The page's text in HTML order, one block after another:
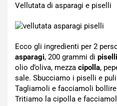
Vellutata di asparagi e piselli
Ecco gli ingredienti per 2
asparagi, 200 grammi di
olio d’oliva, mezza cipolla,
sale. Sbucciamo i piselli e
Tagliamoli e facciamoli
Tritiamo la cipolla e